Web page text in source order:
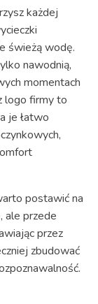
każdej
świeżą wodę.
nawodnią,
momentach
logo firmy to
je łatwo
postawić na
ale przede
przez
zbudować